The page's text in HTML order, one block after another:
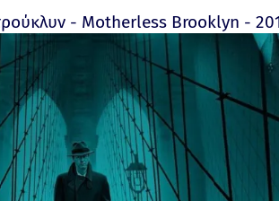
- Motherless Brooklyn -